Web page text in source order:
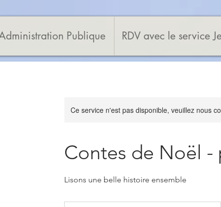
Publique RDV avec le service
Ce service n'est pas disponible, veuillez nous
Contes de Noël -
Lisons une belle histoire ensemble